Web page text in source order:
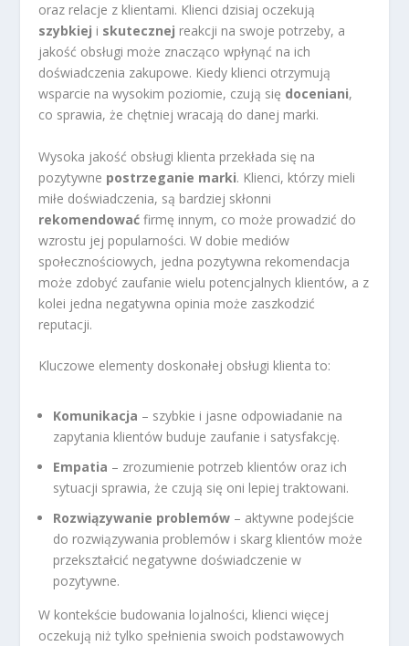
oraz relacje z klientami. Klienci dzisiaj oczekują
szybkiej i skutecznej reakcji na swoje potrzeby, a
jakość obsługi może znacząco wpłynąć na ich
doświadczenia zakupowe. Kiedy klienci otrzymują
wsparcie na wysokim poziomie, czują się doceniani,
co sprawia, że chętniej wracają do danej marki.
Wysoka jakość obsługi klienta przekłada się na
pozytywne postrzeganie marki. Klienci, którzy mieli
miłe doświadczenia, są bardziej skłonni
rekomendować firmę innym, co może prowadzić do
wzrostu jej popularności. W dobie mediów
społecznościowych, jedna pozytywna rekomendacja
może zdobyć zaufanie wielu potencjalnych klientów, a z
kolei jedna negatywna opinia może zaszkodzić
reputacji.
Kluczowe elementy doskonałej obsługi klienta to:
Komunikacja – szybkie i jasne odpowiadanie na
zapytania klientów buduje zaufanie i satysfakcję.
Empatia – zrozumienie potrzeb klientów oraz ich
sytuacji sprawia, że czują się oni lepiej traktowani.
Rozwiązywanie problemów – aktywne podejście
do rozwiązywania problemów i skarg klientów może
przekształcić negatywne doświadczenie w
pozytywne.
W kontekście budowania lojalności, klienci więcej
oczekują niż tylko spełnienia swoich podstawowych